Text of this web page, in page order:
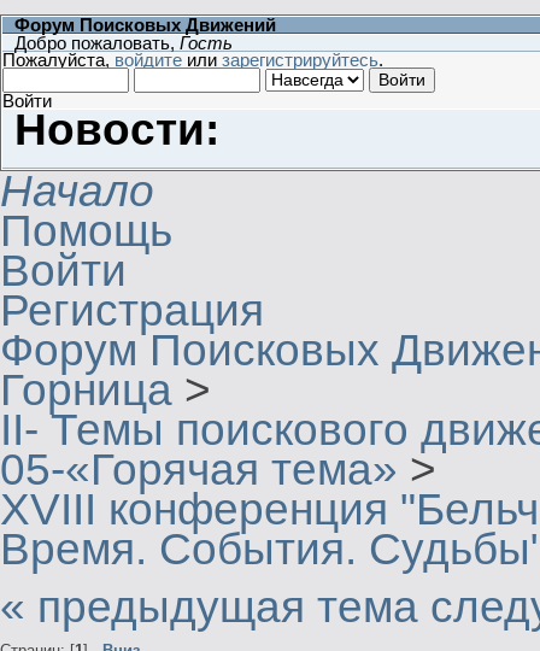
Форум Поисковых Движений
Добро пожаловать, Гость
Пожалуйста, войдите или зарегистрируйтесь.
Войти
Новости:
Начало
Помощь
Войти
Регистрация
Форум Поисковых
Горница >
II- Темы поискового
05-«Горячая тема» >
XVIII конференция
Время. События.
« предыдущая тема